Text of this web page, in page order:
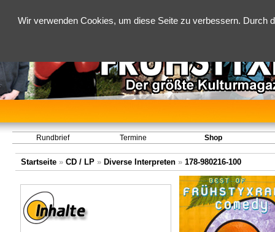
Wir verwenden Cookies, um diese Seite zu verbessern.
Rundbrief Termine Shop
Startseite» CD / LP» Diverse Interpreten» 178-980216-100